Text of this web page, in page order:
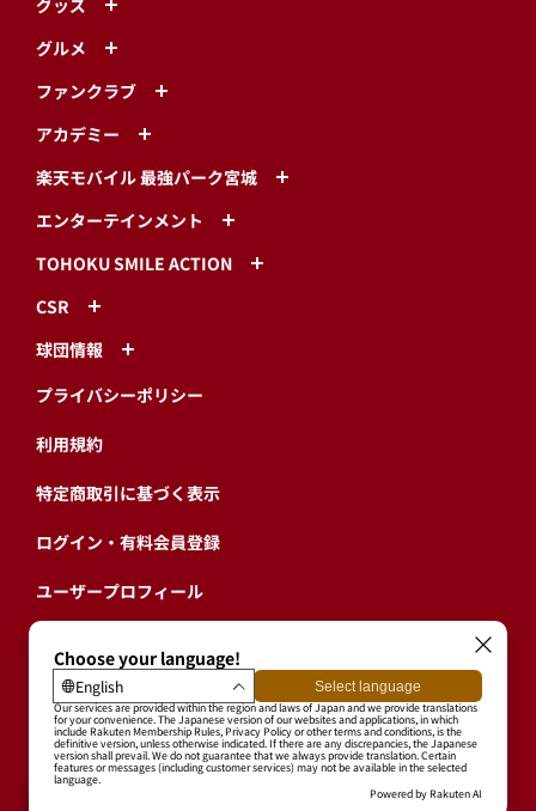
グルメ
ファンクラブ
アカデミー
楽天モバイル 最強パーク宮城
エンターテインメント
TOHOKU SMILE ACTION
CSR
球団情報
プライバシーポリシー
利用規約
特定商取引に基づく表示
ログイン・有料会員登録
ユーザープロフィール
退会
東北楽天ゴールデンイーグルス公式サイト